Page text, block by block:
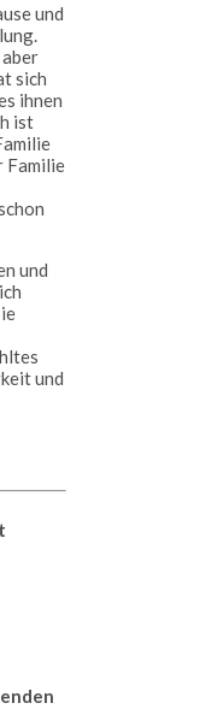
und
sich
ihnen
ist
Familie
und
und